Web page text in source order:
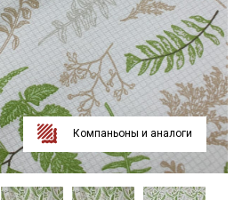
Компаньоны и аналоги